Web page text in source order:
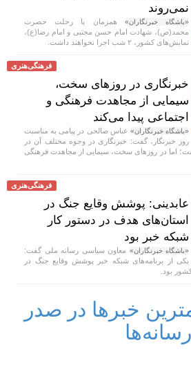
نمی‌روند
«باشگاه خبرنگاران» همزمان با رحلت حصرت
محمد(ص)، شهادت امام حسن مجتبی و امام رضا(ع)،
نمایش‌های کشور، ٢ شب اجرا نخواهند داشت.
فرهنگی‌هنری
خبرنگاری در روزهای سخت،
سیمایی از مجاهدت فرهنگی و
اجتماعی پیدا می‌کند
«باشگاه خبرنگاران» عباس صالحی در پیامی به مناسبت
روز خبرنگار، گفت: خبرنگاری در وجوه مختلف آن در
اما در روزهای سخت، سیمایی از مجاهدت فرهنگی
فرهنگی‌هنری
عابدینی: پوشش وقایع جنگ در
استان‌های هدف در دستور کار
شبکه خبر بود
«باشگاه خبرنگاران» معاون سیاسی رسانه ملی گفت:
یکی از برنامه‌های شبکه خبر پوشش وقایع جنگ در
بود.
خبرها در صدر
رسانه‌ها